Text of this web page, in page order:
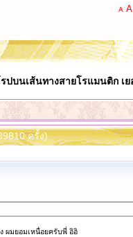
A A
ปบนเส้นทางสายโรแมนติก เย
ครั้ง)
ผมยอมเหนื่อยครับพี่ อิอิ